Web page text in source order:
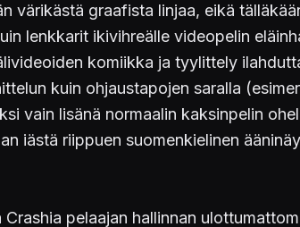
värikästä graafista linjaa, eikä
lenkkarit ikivihreälle videopelin
komiikka ja tyylittely
kuin ohjaustapojen saralla
vain lisänä normaalin kaksinpelin
iästä riippuen suomenkielinen
pelaajan hallinnan